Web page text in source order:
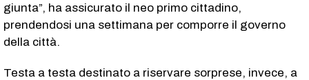
giunta”, ha assicurato il neo primo cittadino,
prendendosi una settimana per comporre il governo
della città.
Testa a testa destinato a riservare sorprese, invece, a